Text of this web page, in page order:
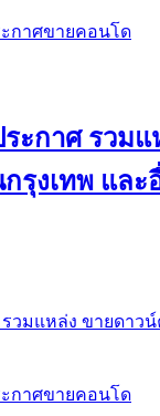
กาศขายคอนโด
ระกาศ รวม
รุงเทพ แล
รวมแหล่ง ขายดา
กาศขายคอนโด